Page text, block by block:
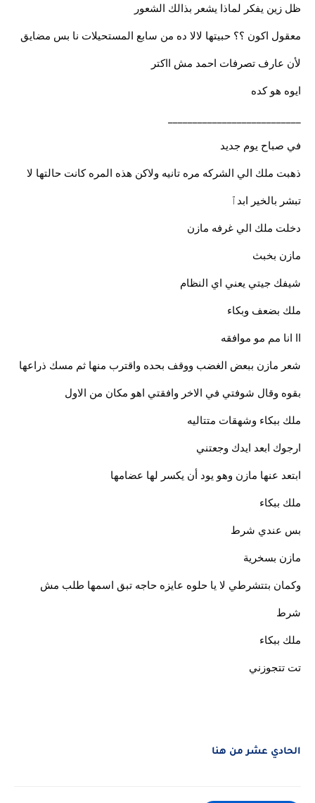
ظل زين يفكر لماذا يشعر بذالك الشعور
معقول اكون ؟؟ حبيتها لالا ده من سابع المستحيلات نا بس مضايق
لأن عارف تصرفات احمد مش ااكتر
ايوه هو كده
في صباح يوم جديد
ذهبت ملك الي الشركه مره تانيه ولاكن هذه المره كانت حالتها لا
تبشر بالخير ابدٱ
دخلت ملك الي غرفه مازن
مازن بخبث
شيفك جيتي يعني اي النظام
ملك بضعف وبكاء
اا انا مم مو موافقه
شعر مازن ببعض الغضب ووقف بحده واقترب منها ثم مسك ذراعها
بقوه وقال شوفتي في الاخر وافقتي اهو مكان من الاول
ملك ببكاء وشهقات متتاليه
ارجوك ابعد ايدك وجعتني
ابتعد عنها مازن وهو يود أن يكسر لها عضامها
ملك ببكاء
بس عندي شرط
مازن بسخرية
وكمان بتتشرطي لا يا حلوه عايزه حاجه تبق اسمها طلب مش
شرط
ملك ببكاء
تت تتجوزني
الحادي عشر من هنا